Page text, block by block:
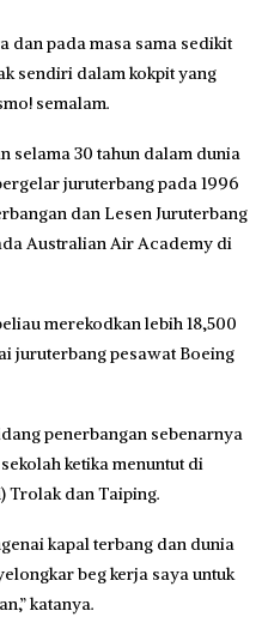
dan pada masa sama sedikit
sendiri dalam kokpit yang
semalam.
selama 30 tahun dalam dunia
juruterbang pada 1996
dan Le­sen Juruterbang
Australian Air Academy di
merekodkan lebih 18,500
juruterbang pesawat Boeing
penerbangan sebenarnya
ketika menuntut di
Trolak dan Taiping.
kapal terbang dan dunia
beg kerja saya untuk
katanya.